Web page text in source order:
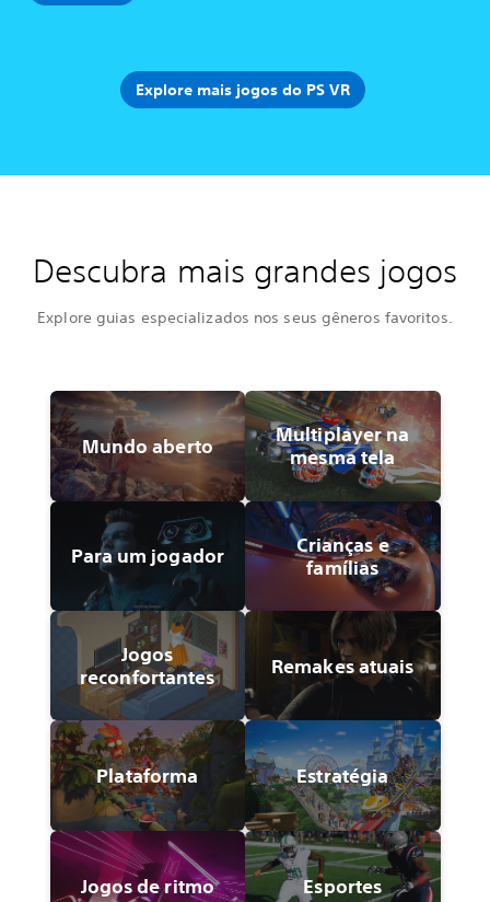
Explore mais jogos do PS VR
Descubra mais grandes jogos
Explore guias especializados nos seus gêneros favoritos.
Mundo aberto
Multiplayer na
mesma tela
Para um jogador
Crianças e
famílias
Jogos
reconfortantes
Remakes atuais
Plataforma Estratégia
Jogos de ritmo Esportes